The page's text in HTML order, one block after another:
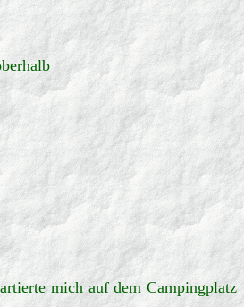
mich auf dem Campingplatz